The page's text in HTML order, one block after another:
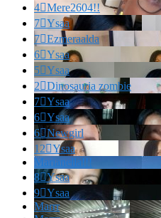
4Mere2604!!
7Ysaa
7Ezmeraalda
6Ysaa
5Ysaa
2Dinosauria zombie
7Ysaa
6Ysaa
6Newgirl
12Ysaa
Marianella!!!
8Ysaa
9Ysaa
Marrr